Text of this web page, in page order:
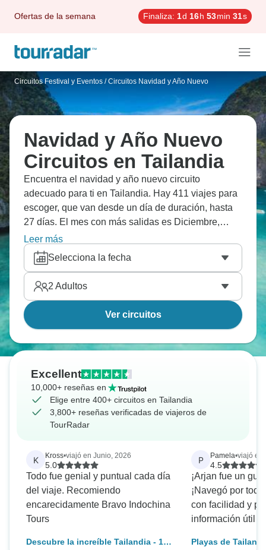
Ofertas de la semana Finaliza: 1d 16h 53min 30s
Circuitos Festival y Eventos / Circuitos Navidad y Año Nuevo
Navidad y Año Nuevo
Circuitos en Tailandia
Encuentra el navidad y año nuevo circuito
adecuado para ti en Tailandia. Hay 411 viajes para
escoger, que van desde un día de duración, hasta
27 días. El mes con más salidas es Diciembre,
convirtiéndolo en la época más popular para visitar
Tailandia.
Leer más
Selecciona la fecha
2 Adultos
Ver circuitos
Excellent
10,000+ reseñas en
Elige entre 400+ circuitos en Tailandia
3,800+ reseñas verificadas de viajeros de
TourRadar
K Kross•viajó en Junio, 2026
5.0
Todo fue genial y puntual cada día
del viaje. Recomiendo
encarecidamente Bravo Indochina
Tours
Descubre la increíble Tailandia - 12
P Pamela•viajó en
4.5
¡Arjan fue un
¡Navegó por
con facilidad y
información útil
Playas de